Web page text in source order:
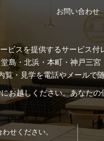
お問い合わせ
ビスを提供するサービス
島・北浜・本町・神戸三宮
覧・見学を電話やメールで
お越しください。あなた
せください。